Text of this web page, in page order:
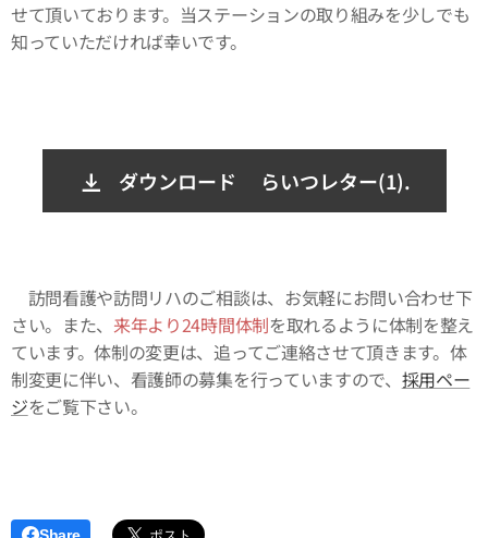
せて頂いております。当ステーションの取り組みを少しでも
知っていただければ幸いです。
ダウンロード らいつレター(1).
訪問看護や訪問リハのご相談は、お気軽にお問い合わせ下
さい。また、 来年より24時間体制を取れるように体制を整え
ています。体制の変更は、追ってご連絡させて頂きます。体
制変更に伴い、看護師の募集を行っていますので、 採用ペー
ジをご覧下さい。
Share